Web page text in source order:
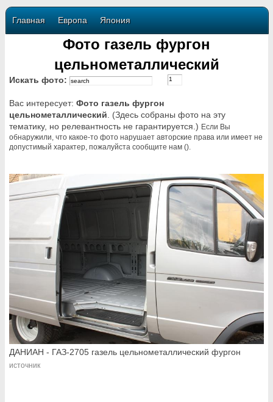
Главная Европа Япония
Фото газель фургон
цельнометаллический
Искать фото:
Вас интересует: Фото газель фургон
цельнометаллический . (Здесь собраны фото на эту
тематику, но релевантность не гарантируется.) Если Вы
обнаружили, что какое-то фото нарушает авторские права или имеет не
допустимый характер, пожалуйста сообщите нам ().
ДАНИАН - ГАЗ-2705 газель цельнометаллический фургон
источник